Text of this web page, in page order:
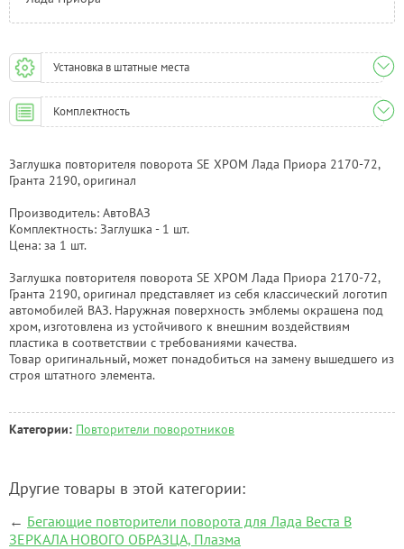
Установка в штатные места
Комплектность
Заглушка повторителя поворота SE ХРОМ Лада Приора 2170-72,
Гранта 2190, оригинал
Производитель: АвтоВАЗ
Комплектность: Заглушка - 1 шт.
Цена: за 1 шт.
Заглушка повторителя поворота SE ХРОМ Лада Приора 2170-72,
Гранта 2190, оригинал представляет из себя классический логотип
автомобилей ВАЗ. Наружная поверхность эмблемы окрашена под
хром, изготовлена из устойчивого к внешним воздействиям
пластика в соответствии с требованиями качества.
Товар оригинальный, может понадобиться на замену вышедшего из
строя штатного элемента.
Категории: Повторители поворотников
Другие товары в этой категории:
← Бегающие повторители поворота для Лада Веста В
ЗЕРКАЛА НОВОГО ОБРАЗЦА, Плазма